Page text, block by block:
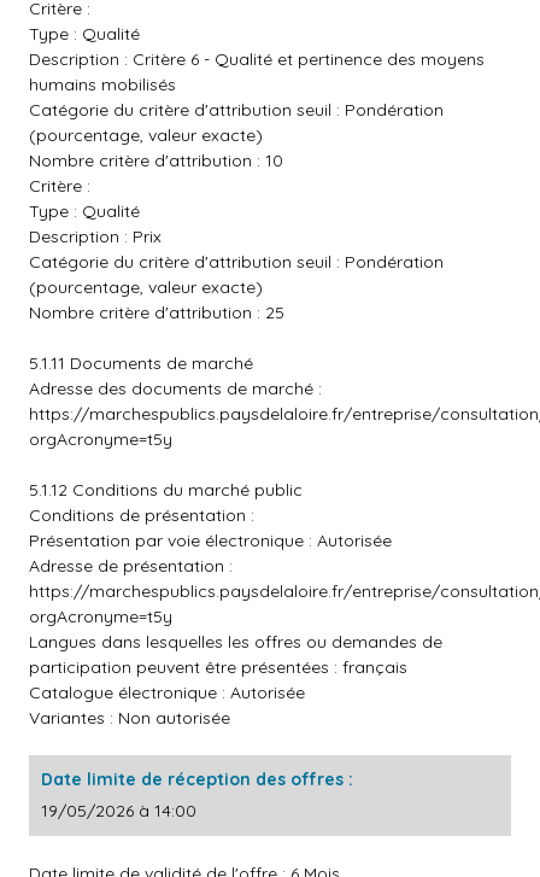
Critère :
Type : Qualité
Description : Critère 6 - Qualité et pertinence des moyens
humains mobilisés
Catégorie du critère d'attribution seuil : Pondération
(pourcentage, valeur exacte)
Nombre critère d'attribution : 10
Critère :
Type : Qualité
Description : Prix
Catégorie du critère d'attribution seuil : Pondération
(pourcentage, valeur exacte)
Nombre critère d'attribution : 25
5.1.11 Documents de marché
Adresse des documents de marché :
https://marchespublics.paysdelaloire.fr/entreprise/
orgAcronyme=t5y
5.1.12 Conditions du marché public
Conditions de présentation :
Présentation par voie électronique : Autorisée
Adresse de présentation :
https://marchespublics.paysdelaloire.fr/entreprise/
orgAcronyme=t5y
Langues dans lesquelles les offres ou demandes de
participation peuvent être présentées : français
Catalogue électronique : Autorisée
Variantes : Non autorisée
Date limite de réception des offres :
19/05/2026 à 14:00